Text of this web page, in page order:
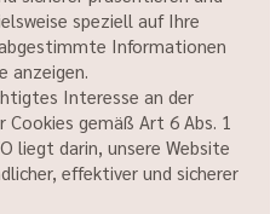
speziell auf Ihre
Informationen
anzeigen.
Interesse an der
Cookies gemäß Art 6 Abs. 1
liegt darin, unsere Website
effektiver und sicherer